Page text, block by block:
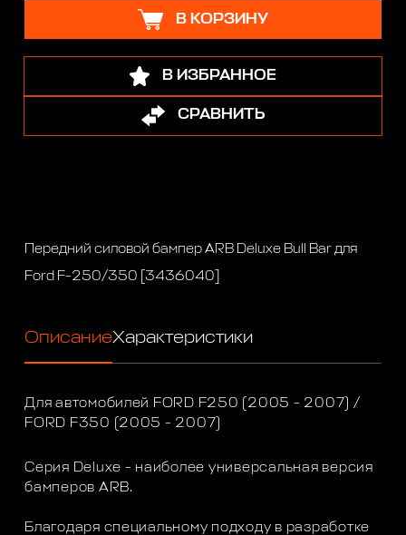
В КОРЗИНУ
В ИЗБРАННОЕ
СРАВНИТЬ
Передний силовой бампер ARB Deluxe Bull Bar для
Ford F-250/350 [3436040]
ОписаниеХарактеристики
Для автомобилей FORD F250 (2005 - 2007) /
FORD F350 (2005 - 2007)
Серия Deluxe - наиболее универсальная версия
бамперов ARB.
Благодаря специальному подходу в разработке